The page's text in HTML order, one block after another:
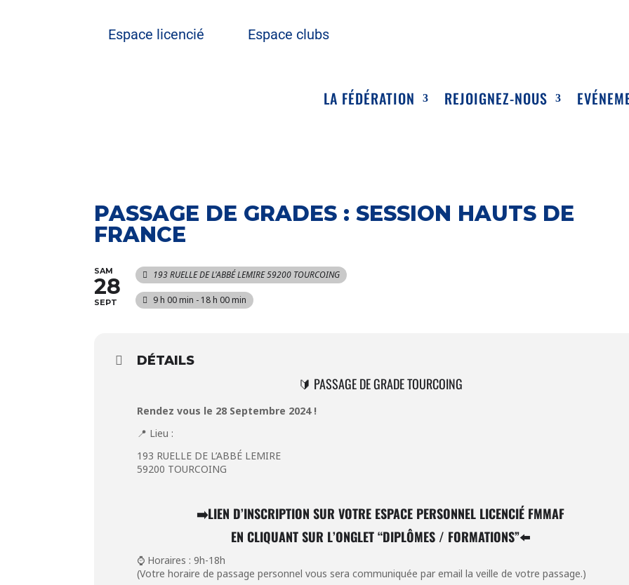
Espace licencié Espace clubs
LA FÉDÉRATION REJOIGNEZ-NOUS
PASSAGE DE GRADES : SESSION HAUTS DE
FRANCE
SAM
28
SEPT
193 RUELLE DE L'ABBÉ LEMIRE 59200 TOURCOING
9 h 00 min - 18 h 00 min
DÉTAILS
🔰 PASSAGE DE GRADE TOURCOING
Rendez vous le 28 Septembre 2024 !
📍 Lieu :
193 RUELLE DE L’ABBÉ LEMIRE
59200 TOURCOING
➡️LIEN D’INSCRIPTION SUR VOTRE ESPACE PERSONNEL LICENCIÉ FMMAF
EN CLIQUANT SUR L’ONGLET “DIPLÔMES / FORMATIONS”⬅️
⌚ Horaires : 9h-18h
(Votre horaire de passage personnel vous sera communiquée par email la veille de votre passage.)